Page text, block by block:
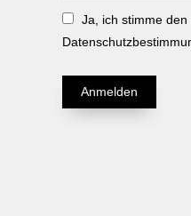
Ja, ich stimme den
Anmelden